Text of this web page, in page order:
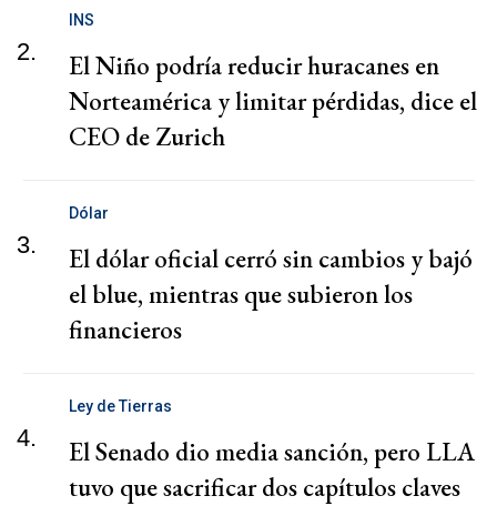
2.
INS
El Niño podría reducir huracanes en
Norteamérica y limitar pérdidas, dice el
CEO de Zurich
3.
Dólar
El dólar oficial cerró sin cambios y bajó
el blue, mientras que subieron los
financieros
4.
Ley de Tierras
El Senado dio media sanción, pero LLA
tuvo que sacrificar dos capítulos claves